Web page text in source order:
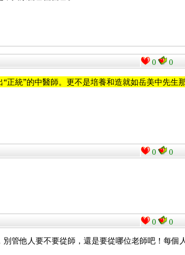
0 0
統”的中醫師。更不是培養和造就如岳美中先生
0 0
0 0
管他人要不要從師，還是要從哪位老師吧！每個